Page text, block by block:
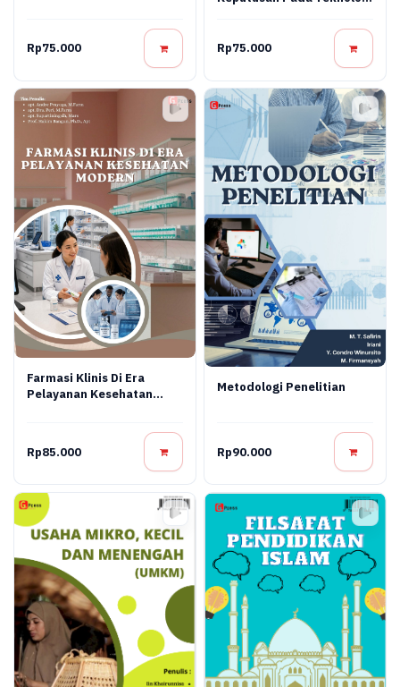
Rp75.000 Rp75.000
Farmasi Klinis Di Era
Pelayanan Kesehatan
Rp85.000
Metodologi Penelitian
Rp90.000